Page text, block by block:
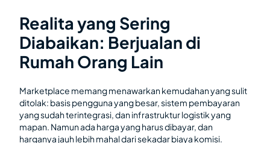
Realita yang Sering
Diabaikan: Berjualan di
Rumah Orang Lain
Marketplace memang menawarkan kemudahan yang sulit
ditolak: basis pengguna yang besar, sistem pembayaran
yang sudah terintegrasi, dan infrastruktur logistik yang
mapan. Namun ada harga yang harus dibayar, dan
harganya jauh lebih mahal dari sekadar biaya komisi.